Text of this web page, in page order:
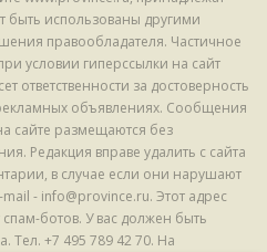
использованы другими
правообладателя. Частичное
условии гиперссылки на сайт
ответственности за достоверность
объявлениях. Сообщения
сайте размещаются без
Редакция вправе удалить с сайта
в случае если они нарушают
- info@province.ru. Этот адрес
ботов. У вас должен быть
Tел. +7 495 789 42 70. На